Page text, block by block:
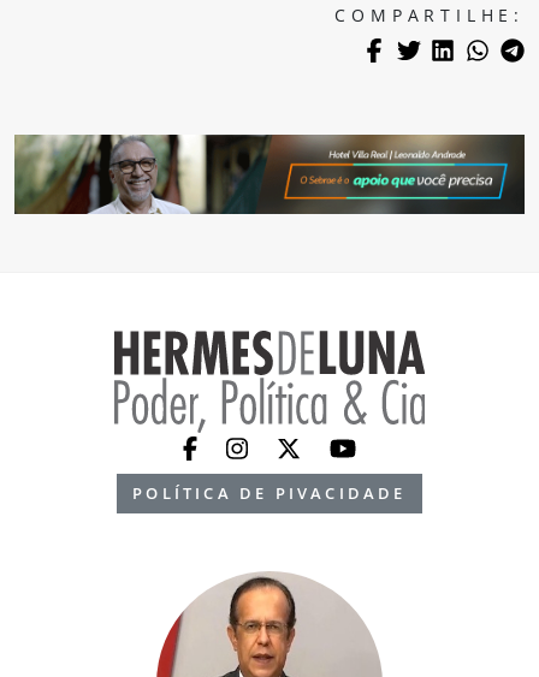
COMPARTILHE:
POLÍTICA DE PIVACIDADE